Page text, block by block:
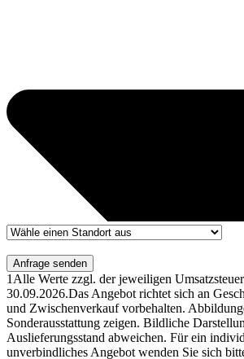
Anfrage senden
1 Alle Werte zzgl. der jeweiligen
30.09.2026.Das Angebot richtet sich an
und Zwischenverkauf vorbehalten.
Sonderausstattung zeigen. Bildliche
Auslieferungsstand abweichen. Für ein
unverbindliches Angebot wenden Sie sich